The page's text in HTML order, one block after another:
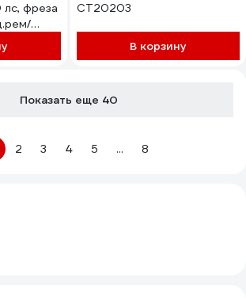
лс, фреза
CT20203
В корзину
Показать еще 40
2 3 4 5 ... 8